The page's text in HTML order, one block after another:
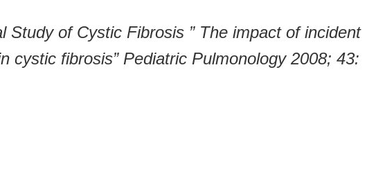
of Cystic Fibrosis ” The impact of incident
cystic fibrosis” Pediatric Pulmonology 2008; 43: